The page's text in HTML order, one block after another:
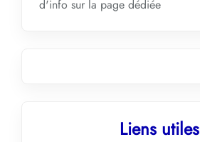
d'info sur la page dédiée
Liens utiles